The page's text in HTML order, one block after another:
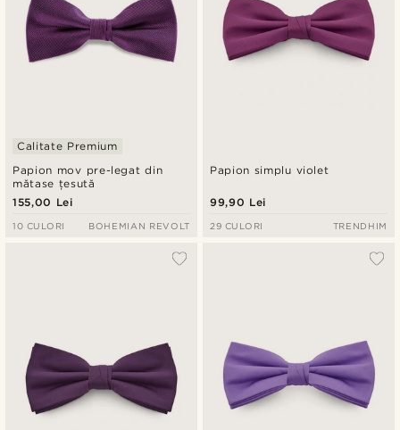
Papion mov pre-legat din
mătase țesută
Calitate Premium
155,00 Lei
10 CULORI BOHEMIAN REVOLT
Papion simplu violet
99,90 Lei
29 CULORI TRENDHIM